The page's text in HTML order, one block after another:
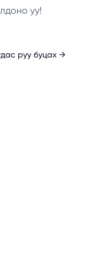
уу!
руу буцах →